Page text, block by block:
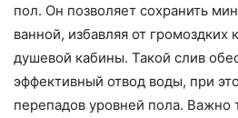
пол. Он позволяет сохранить
ванной, избавляя от громоздких
душевой кабины. Такой слив
эффективный отвод воды, при
перепадов уровней пола. Важно